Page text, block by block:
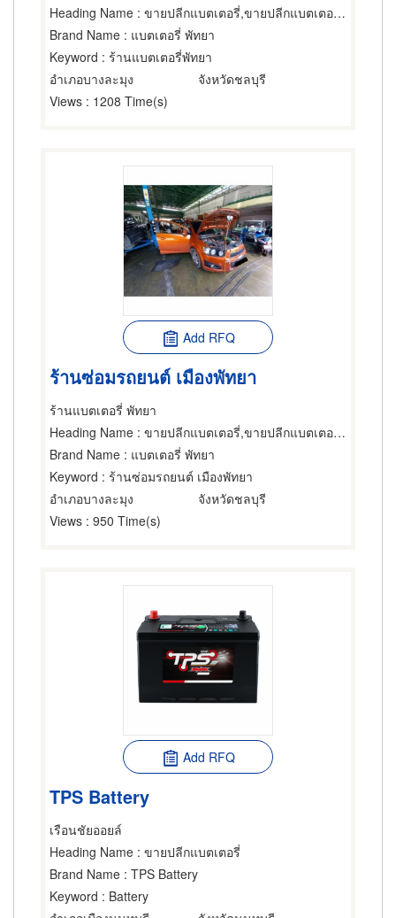
Heading Name : ขายปลีกแบตเตอรี่,ขายปลีกแบตเตอรี่,อุปกรณ์อัดไฟแบตเตอรี่
Brand Name : แบตเตอรี่ พัทยา
Keyword : ร้านแบตเตอรี่พัทยา
อำเภอบางละมุง
จังหวัดชลบุรี
Views : 1208 Time(s)
Add RFQ
ร้านซ่อมรถยนต์ เมืองพัทยา
ร้านแบตเตอรี่ พัทยา
Heading Name : ขายปลีกแบตเตอรี่,ขายปลีกแบตเตอรี่,อุปกรณ์อัดไฟแบตเตอรี่
Brand Name : แบตเตอรี่ พัทยา
Keyword : ร้านซ่อมรถยนต์ เมืองพัทยา
อำเภอบางละมุง
จังหวัดชลบุรี
Views : 950 Time(s)
Add RFQ
TPS Battery
เรือนชัยออยล์
Heading Name : ขายปลีกแบตเตอรี่
Brand Name : TPS Battery
Keyword : Battery